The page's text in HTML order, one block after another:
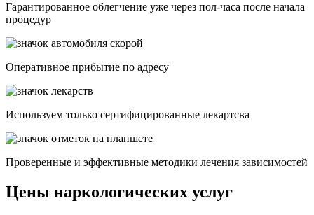
Гарантированное облегчение уже через пол-часа после начала
процедур
Опеpативное прибытие по адресу
Используем только сертифицированные лекартсва
Проверенные и эффективные методики лечения зависимостей
Цены наркологических услуг